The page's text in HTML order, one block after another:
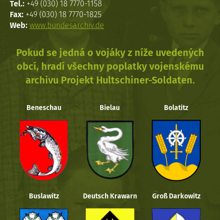
Tel.: +49 (030) 18 7770-1158
Fax: +49 (030) 18 7770-1825
Web: www.bundesarchiv.de
Pokud se jedná o vojáky z níže uvedených
obcí, hradí všechny poplatky vojenskému
archivu Projekt Hultschiner-Soldaten.
Beneschau Bielau Bolatitz
Buslawitz Deutsch Krawarn Groß Darkowitz